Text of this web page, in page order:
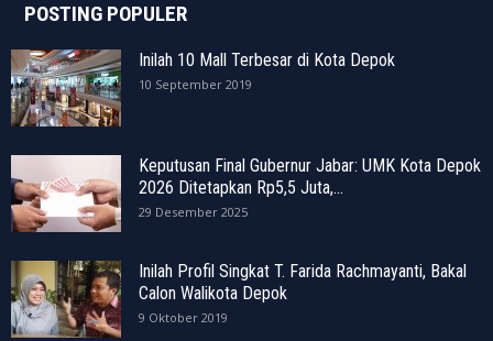
POSTING POPULER
Inilah 10 Mall Terbesar di Kota Depok
10 September 2019
Keputusan Final Gubernur Jabar: UMK Kota Depok
2026 Ditetapkan Rp5,5 Juta,...
29 Desember 2025
Inilah Profil Singkat T. Farida Rachmayanti, Bakal
Calon Walikota Depok
9 Oktober 2019